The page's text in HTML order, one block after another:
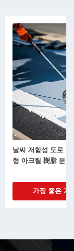
날씨 저항성 도로
형 아크릴 樹脂 분말
가장 좋은 가